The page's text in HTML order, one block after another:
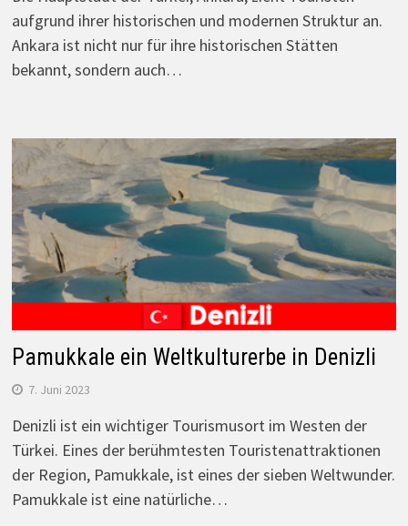
aufgrund ihrer historischen und modernen Struktur an.
Ankara ist nicht nur für ihre historischen Stätten
bekannt, sondern auch…
Pamukkale ein Weltkulturerbe in Denizli
7. Juni 2023
Denizli ist ein wichtiger Tourismusort im Westen der
Türkei. Eines der berühmtesten Touristenattraktionen
der Region, Pamukkale, ist eines der sieben Weltwunder.
Pamukkale ist eine natürliche…